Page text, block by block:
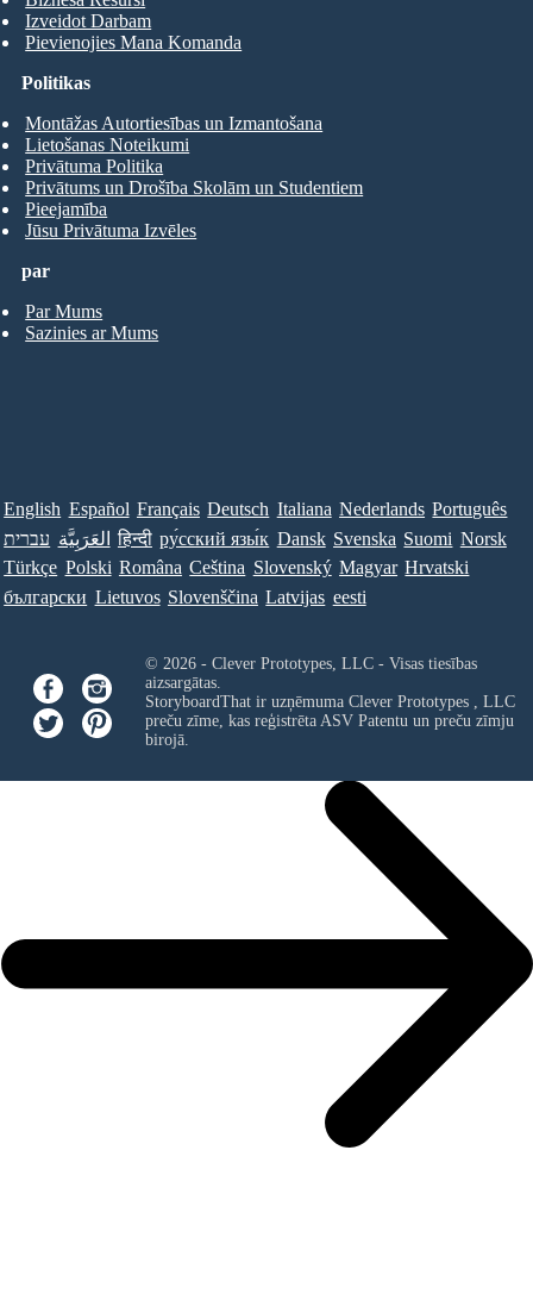
Izveidot Darbam
Pievienojies Mana Komanda
par
Par Mums
Sazinies ar Mums
Politikas
Montāžas Autortiesības un Izmantošana
Lietošanas Noteikumi
Privātuma Politika
Privātums un Drošība Skolām un Studentiem
Pieejamība
Jūsu Privātuma Izvēles
English Español Français Deutsch Italiana Nederlands Português
עברית العَرَبِيَّة हिन्दी ру́сский язы́к Dansk Svenska Suomi Norsk
Türkçe Polski Româna Ceština Slovenský Magyar Hrvatski
български Lietuvos Slovenščina Latvijas eesti
© 2026 - Clever Prototypes, LLC - Visas tiesības
aizsargātas.
StoryboardThat ir uzņēmuma Clever Prototypes , LLC
preču zīme, kas reģistrēta ASV Patentu un preču zīmju
birojā.